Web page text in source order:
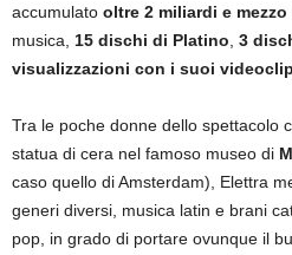
accumulato oltre 2 miliardi e
musica, 15 dischi di Platino 3
visualizzazioni con i suoi videoclip
Tra le poche donne dello spettacolo
statua di cera nel famoso museo di
caso quello di Amsterdam), Elettra
generi diversi, musica latin e brani
pop, in grado di portare ovunque il